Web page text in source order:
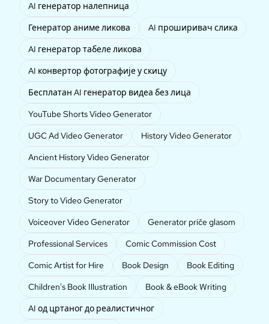
AI генератор налепница
Генератор аниме ликова
AI проширивач слика
AI генератор табеле ликова
AI конвертор фотографије у скицу
Бесплатан AI генератор видеа без лица
YouTube Shorts Video Generator
UGC Ad Video Generator
History Video Generator
Ancient History Video Generator
War Documentary Generator
Story to Video Generator
Voiceover Video Generator
Generator priče glasom
Professional Services
Comic Commission Cost
Comic Artist for Hire
Book Design
Book Editing
Children's Book Illustration
Book & eBook Writing
AI од цртаног до реалистичног